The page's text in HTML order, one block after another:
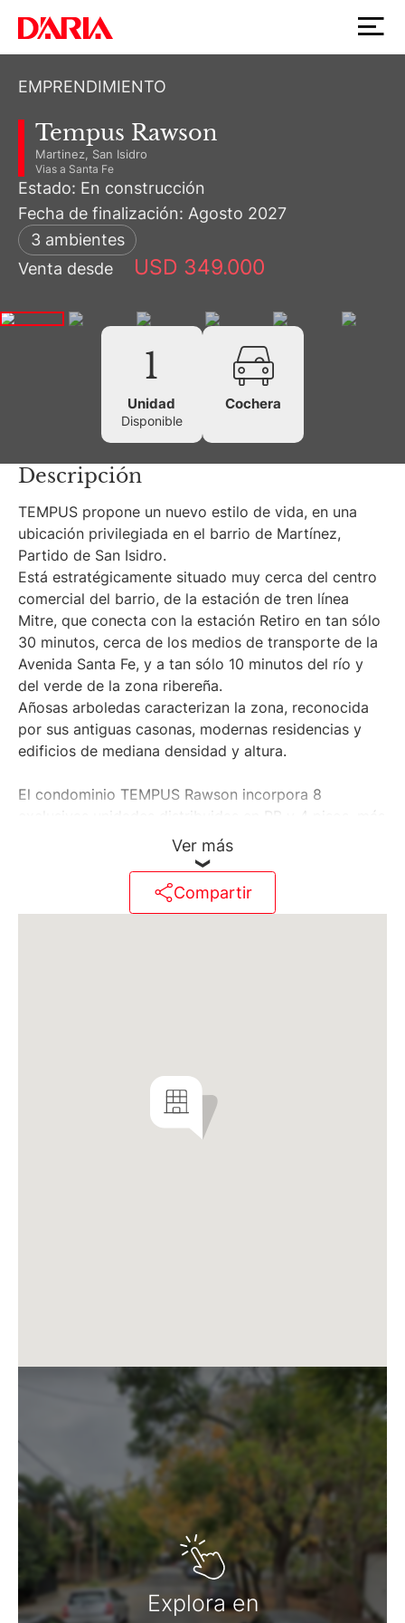
EMPRENDIMIENTO
Tempus Rawson
Martinez, San Isidro
Vias a Santa Fe
Estado: En construcción
Fecha de finalización: Agosto 2027
3 ambientes
Venta desde
USD 349.000
1
Unidad
Disponible
Cochera
Descripción
TEMPUS propone un nuevo estilo de vida, en una
ubicación privilegiada en el barrio de Martínez,
Partido de San Isidro.
Está estratégicamente situado muy cerca del centro
comercial del barrio, de la estación de tren línea
Mitre, que conecta con la estación Retiro en tan sólo
30 minutos, cerca de los medios de transporte de la
Avenida Santa Fe, y a tan sólo 10 minutos del río y
del verde de la zona ribereña.
Añosas arboledas caracterizan la zona, reconocida
por sus antiguas casonas, modernas residencias y
edificios de mediana densidad y altura.
El condominio TEMPUS Rawson incorpora 8
exclusivas unidades distribuidas en PB y 4 pisos, más
terraza propia para los departamentos ubicados en
el último piso. Consta de semipisos de 3 ambientes
ubicados al frente o al contrafrente, con el
dormitorio principal en suite, con vestidor y baño,
acceso por la escalera del edificio. Posibilidad de
armarse una pérgola a futuro (a cargo del
cámaras de seguridad.
TEMPUS es una línea edilicia con prestigio y
posicionamiento en el Partido de San Isidro:
TEMPUS Acassuso I
TEMPUS Acassuso II
TEMPUS Acassuso III
TEMPUS Acassuso IV
TEMPUS Martínez
TEMPUS Libertador
TEMPUS Perú
Ver más
Compartir
Explora en